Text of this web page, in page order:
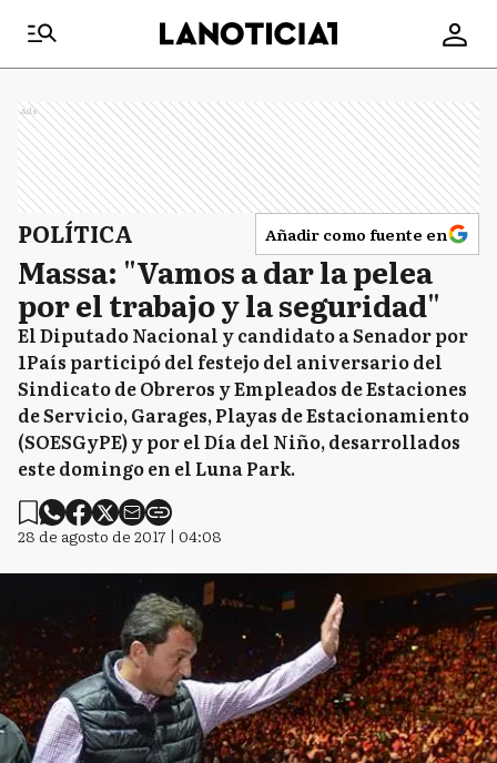
Ads
POLÍTICA Añadir como fuente en
Massa: "Vamos a dar la pelea
por el trabajo y la seguridad"
El Diputado Nacional y candidato a Senador por
1País participó del festejo del aniversario del
Sindicato de Obreros y Empleados de Estaciones
de Servicio, Garages, Playas de Estacionamiento
(SOESGyPE) y por el Día del Niño, desarrollados
este domingo en el Luna Park.
28 de agosto de 2017 | 04:08